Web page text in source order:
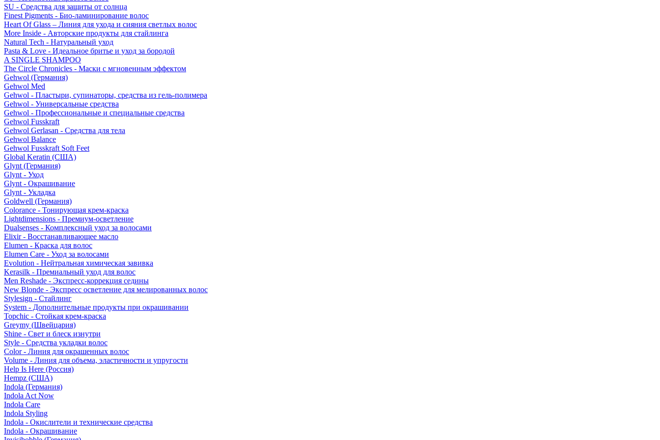
SU - Средства для защиты от солнца
Finest Pigments - Био-ламинирование волос
Heart Of Glass – Линия для ухода и сияния светлых волос
More Inside - Авторские продукты для стайлинга
Natural Tech - Натуральный уход
Pasta & Love - Идеальное бритье и уход за бородой
A SINGLE SHAMPOO
The Circle Chronicles - Маски с мгновенным эффектом
Gehwol (Германия)
Gehwol Med
Gehwol - Пластыри, супинаторы, средства из гель-полимера
Gehwol - Универсальные средства
Gehwol - Профессиональные и специальные средства
Gehwol Fusskraft
Gehwol Gerlasan - Средства для тела
Gehwol Balance
Gehwol Fusskraft Soft Feet
Global Keratin (США)
Glynt (Германия)
Glynt - Уход
Glynt - Окрашивание
Glynt - Укладка
Goldwell (Германия)
Colorance - Тонирующая крем-краска
Lightdimensions - Премиум-осветление
Dualsenses - Комплексный уход за волосами
Elixir - Восстанавливающее масло
Elumen - Краска для волос
Elumen Care - Уход за волосами
Evolution - Нейтральная химическая завивка
Kerasilk - Премиальный уход для волос
Men Reshade - Экспресс-коррекция седины
New Blonde - Экспресс осветление для мелированных волос
Stylesign - Стайлинг
System - Дополнительные продукты при окрашивании
Topchic - Стойкая крем-краска
Greymy (Швейцария)
Shine - Свет и блеск изнутри
Style - Средства укладки волос
Color - Линия для окрашенных волос
Volume - Линия для объема, эластичности и упругости
Help Is Here (Россия)
Hempz (США)
Indola (Германия)
Indola Act Now
Indola Care
Indola Styling
Indola - Окислители и технические средства
Indola - Окрашивание